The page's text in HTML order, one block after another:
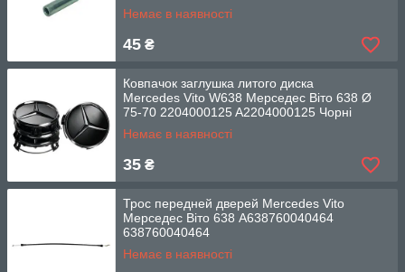
Немає в наявності
45 ₴
Ковпачок заглушка литого диска
Mercedes Vito W638 Мерседес Віто 638 Ø
75-70 2204000125 A2204000125 Чорні
Немає в наявності
35 ₴
Трос передней дверей Mercedes Vito
Мерседес Віто 638 A638760040464
638760040464
Немає в наявності